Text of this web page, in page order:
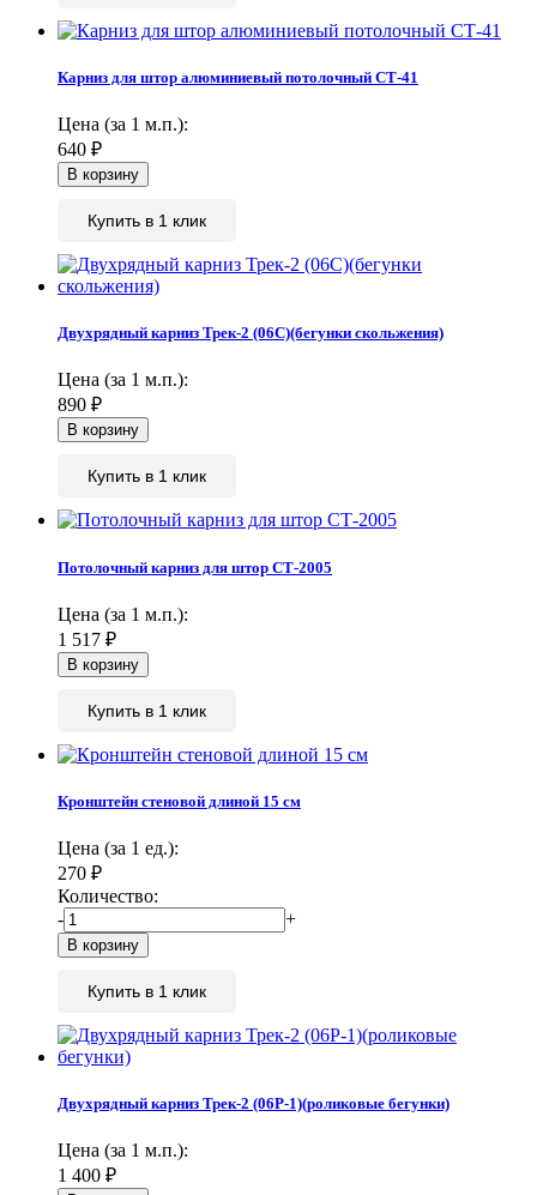
Карниз для штор алюминиевый потолочный СТ-41
Цена (за 1 м.п.):
640 ₽
Купить в 1 клик
Двухрядный карниз Трек-2 (06С)(бегунки скольжения)
Цена (за 1 м.п.):
890 ₽
Купить в 1 клик
Потолочный карниз для штор СТ-2005
Цена (за 1 м.п.):
1 517 ₽
Купить в 1 клик
Кронштейн стеновой длиной 15 см
Цена (за 1 ед.):
270 ₽
Количество:
-
+
Купить в 1 клик
Двухрядный карниз Трек-2 (06Р-1)(роликовые бегунки)
Цена (за 1 м.п.):
1 400 ₽